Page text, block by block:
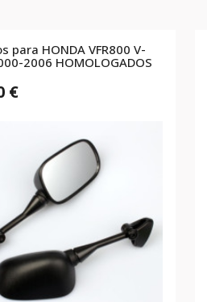
para HONDA VFR800 V-
2006 HOMOLOGADOS
€